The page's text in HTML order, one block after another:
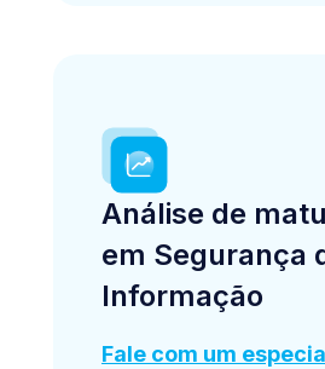
Análise de
em Segurança
Informação
Fale com um